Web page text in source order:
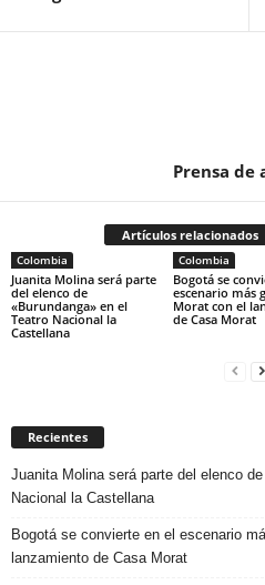
Prensa de
Artículos relacionados
Colombia
Juanita Molina será parte
del elenco de
«Burundanga» en el
Teatro Nacional la
Castellana
Colombia
Bogotá se
escenario más
Morat con el
de Casa Morat
Recientes
Juanita Molina será parte del elenco
Nacional la Castellana
Bogotá se convierte en el escenario
lanzamiento de Casa Morat